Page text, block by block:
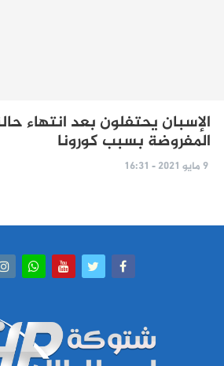
الإسبان يحتفلون بعد انتهاء
المفروضة بسبب كورونا
9 مايو 2021 - 16:31